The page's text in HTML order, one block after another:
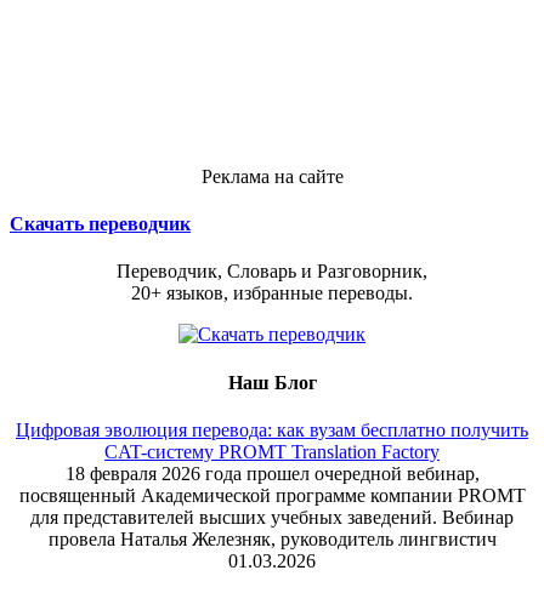
Реклама на сайте
Скачать переводчик
Переводчик, Словарь и Разговорник,
20+ языков, избранные переводы.
Наш Блог
Цифровая эволюция перевода: как вузам бесплатно получить
CAT-систему PROMT Translation Factory
18 февраля 2026 года прошел очередной вебинар,
посвященный Академической программе компании PROMT
для представителей высших учебных заведений. Вебинар
провела Наталья Железняк, руководитель лингвистич
01.03.2026